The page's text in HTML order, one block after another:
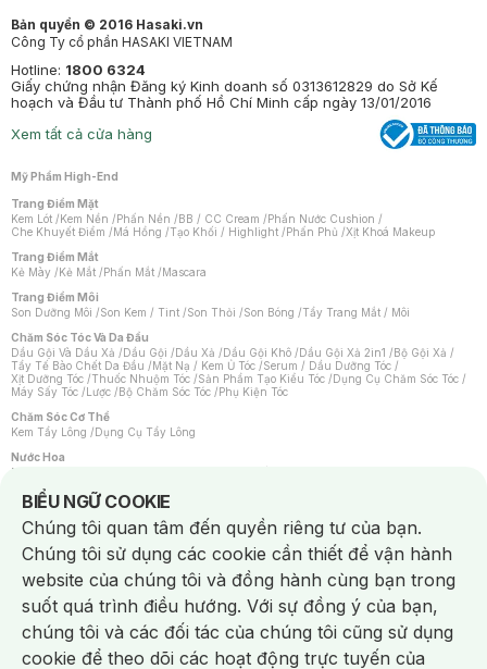
Bản quyền © 2016 Hasaki.vn
Công Ty cổ phần HASAKI VIETNAM
Hotline: 1800 6324
Giấy chứng nhận Đăng ký Kinh doanh số 0313612829 do Sở Kế
hoạch và Đầu tư Thành phố Hồ Chí Minh cấp ngày 13/01/2016
Xem tất cả cửa hàng
Mỹ Phẩm High-End
Trang Điểm Mặt
Kem Lót /Kem Nền /Phấn Nền /BB / CC Cream /Phấn Nước Cushion /
Che Khuyết Điểm /Má Hồng /Tạo Khối / Highlight /Phấn Phủ /Xịt Khoá Makeup
Trang Điểm Mắt
Kẻ Mày /Kẻ Mắt /Phấn Mắt /Mascara
Trang Điểm Môi
Son Dưỡng Môi /Son Kem / Tint /Son Thỏi /Son Bóng /Tẩy Trang Mắt / Môi
Chăm Sóc Tóc Và Da Đầu
Dầu Gội Và Dầu Xả /Dầu Gội /Dầu Xả /Dầu Gội Khô /Dầu Gội Xả 2in1 /Bộ Gội Xả /
Tẩy Tế Bào Chết Da Đầu /Mặt Nạ / Kem Ủ Tóc /Serum / Dầu Dưỡng Tóc /
Xịt Dưỡng Tóc /Thuốc Nhuộm Tóc /Sản Phẩm Tạo Kiểu Tóc /Dụng Cụ Chăm Sóc Tóc /
Máy Sấy Tóc /Lược /Bộ Chăm Sóc Tóc /Phụ Kiện Tóc
Chăm Sóc Cơ Thể
Kem Tẩy Lông /Dụng Cụ Tẩy Lông
Nước Hoa
Nước Hoa Nữ
Chăm Sóc Cá Nhân
Chống Muỗi /Khẩu Trang /Máy Massage/Mặt Nạ Xông Hơi /Nước Rửa Tay/
Sản Phẩm Chăm Sóc Khác /Bàn Chải Đánh Răng /Bàn Chải Điện/
Hỗ Trợ Trắng Răng/Kem Đánh Răng /Máy Tăm Nước/ Nước Súc Miệng/
Tăm / Chỉ Nha Khoa/ Xịt Thơm Miệng / Dung Dịch Vệ Sinh/Dưỡng Vùng Kín/
Khăn Ướt Vệ Sinh Vùng Kín/Băng Vệ Sinh/Tampon/Bọt Cạo Râu /Dao Cạo Râu/
Máy Cạo Râu
Vấn Đề Về Da
Da Dầu / Lỗ Chân Lông To/ Da Khô / Mất Nước/ Da Lão Hóa/ Da Mụn/
Da Nhạy Cảm / Kích Ứng
Da Xỉn Màu Thâm / Nám / Tàn Nhang
Quầng Thâm & Bọng Mắt /Sẹo /Viêm Da Cơ Địa
BIỂU NGỮ COOKIE
Notice about cookies usage
Chúng tôi quan tâm đến quyền riêng tư của bạn.
Chúng tôi sử dụng các cookie cần thiết để vận hành
website của chúng tôi và đồng hành cùng bạn trong
suốt quá trình điều hướng. Với sự đồng ý của bạn,
chúng tôi và các đối tác của chúng tôi cũng sử dụng
cookie để theo dõi các hoạt động trực tuyến của